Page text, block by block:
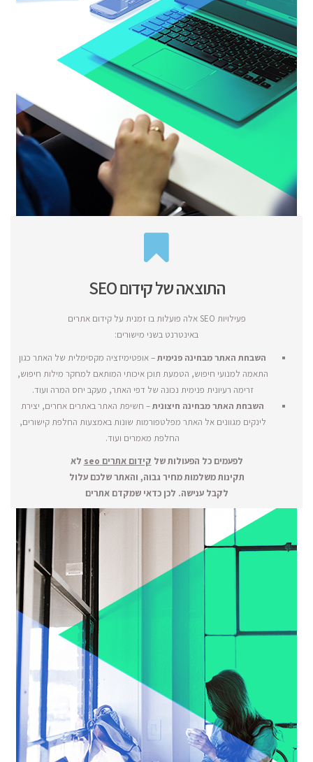
התוצאה של קידום SEO
פעילויות SEO אלה פועלות בו זמנית על קידום אתרים
באינטרנט בשני מישורים:
השבחת האתר מבחינה פנימית– אופטימיזציה מקסימלית של האתר כגון
התאמה למנועי חיפוש, הטמעת תוכן איכותי המותאם למחקר מילות חיפוש,
זרימה רעיונית פנימית נכונה של דפי האתר, מעקב יחס המרה ועוד.
השבחת האתר מבחינה חיצונית– חשיפת האתר באתרים אחרים, יצירת
לינקים מגוונים אל האתר מפלטפורמות שונות באמצעות החלפת קישורים,
החלפת מאמרים ועוד.
לפעמים כל הפעולות של קידום אתרים seo
לא
תקינות משלמות מחיר גבוה, והאתר שלכם עלול
לקבל ענישה. לכן כדאי שמקדם אתרים